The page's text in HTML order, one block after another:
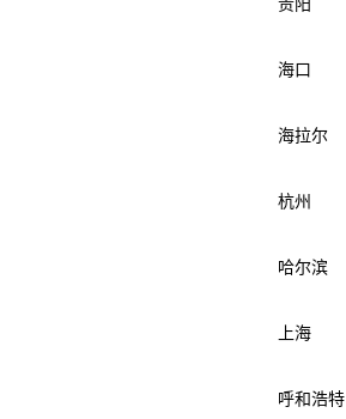
海口
海拉尔
杭州
哈尔滨
上海
呼和浩特